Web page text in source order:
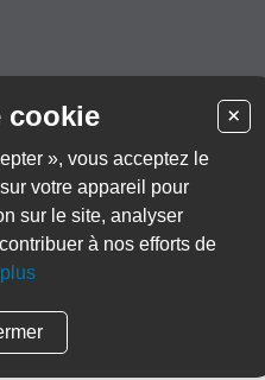
cookie +
», vous acceptez le
votre appareil pour
sur le site, analyser
à nos efforts de